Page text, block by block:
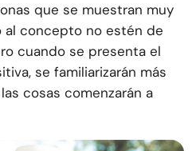
que se muestran muy
al concepto no estén de
cuando se presenta el
se familiarizarán más
cosas comenzarán a